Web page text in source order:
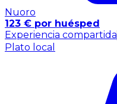
Nuoro
123 € por huésped
Experiencia compartida
Plato local